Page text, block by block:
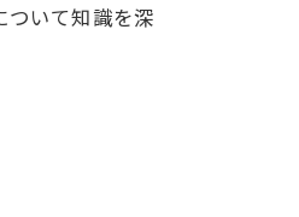
ついて知識を深